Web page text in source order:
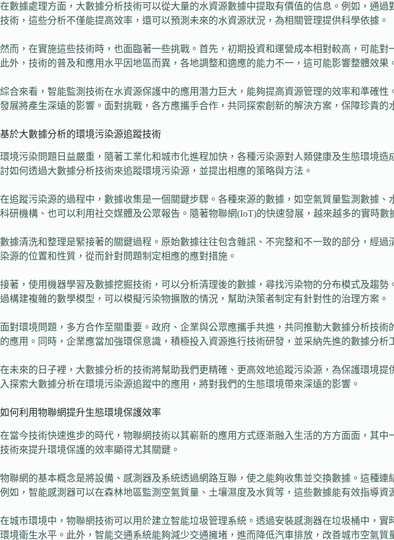
在數據處理方面，大數據分析技術可以從大量的水資源數據中提取有價值的信息。例如，通
技術，這些分析不僅能提高效率，還可以預測未來的水資源狀況，為相關管理提供科學依據。
然而，在實施這些技術時，也面臨著一些挑戰。首先，初期投資和運營成本相對較高，可能
此外，技術的普及和應用水平因地區而異，各地調整和適應的能力不一，這可能影響整體效果
綜合來看，智能監測技術在水資源保護中的應用潛力巨大，能夠提高資源管理的效率和準確
發展將產生深遠的影響。面對挑戰，各方應攜手合作，共同探索創新的解決方案，保障珍貴的
基於大數據分析的環境污染源追蹤技術
環境污染問題日益嚴重，隨著工業化和城市化進程加快，各種污染源對人類健康及生態環境
討如何透過大數據分析技術來追蹤環境污染源，並提出相應的策略與方法。
在追蹤污染源的過程中，數據收集是一個關鍵步驟。各種來源的數據，如空氣質量監測數據
科研機構、也可以利用社交媒體及公眾報告。隨著物聯網(IoT)的快速發展，越來越多的實時
數據清洗和整理是緊接著的關鍵過程。原始數據往往包含雜訊、不完整和不一致的部分，經
染源的位置和性質，從而針對問題制定相應的應對措施。
接著，使用機器學習及數據挖掘技術，可以分析清理後的數據，尋找污染物的分布模式及趨
過構建複雜的數學模型，可以模擬污染物擴散的情況，幫助決策者制定有針對性的治理方案。
面對環境問題，多方合作至關重要。政府、企業與公眾應攜手共進，共同推動大數據分析技
的應用。同時，企業應當加強環保意識，積極投入資源進行技術研發，並采納先進的數據分析
在未來的日子裡，大數據分析的技術將幫助我們更精確、更高效地追蹤污染源，為保護環境
入探索大數據分析在環境污染源追蹤中的應用，將對我們的生態環境帶來深遠的影響。
如何利用物聯網提升生態環境保護效率
在當今技術快速進步的時代，物聯網技術以其嶄新的應用方式逐漸融入生活的方方面面，其
技術來提升環境保護的效率顯得尤其關鍵。
物聯網的基本概念是將設備、感測器及系統透過網路互聯，使之能夠收集並交換數據。這種
例如，智能感測器可以在森林地區監測空氣質量、土壤濕度及水質等，這些數據能有效指導資
在城市環境中，物聯網技術可以用於建立智能垃圾管理系統。透過安裝感測器在垃圾桶中，
環境衛生水平。此外，智能交通系統能夠減少交通擁堵，進而降低汽車排放，改善城市空氣質